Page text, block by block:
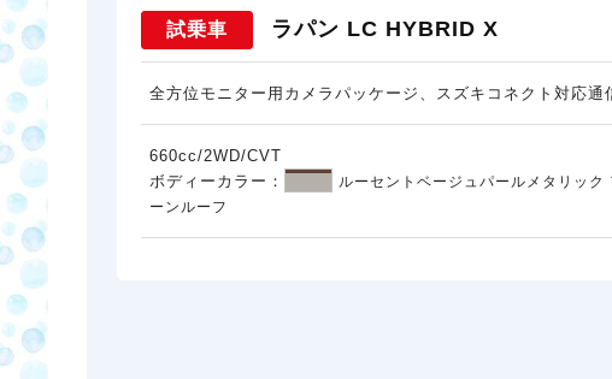
試乗車 ラパン LC HYBRID X
全方位モニター用カメラパッケージ、スズキコネクト対応通
660cc/2WD/CVT
ボディーカラー：
ルーセントベージュパールメタリック
ーンルーフ